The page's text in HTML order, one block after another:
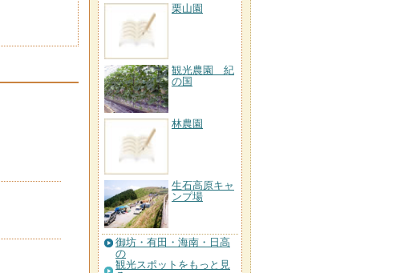
栗山園
観光農園 紀
の国
林農園
生石高原キャ
ンプ場
御坊・有田・海南・日高
の
観光スポットをもっと見